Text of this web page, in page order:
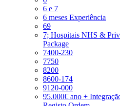
6 e 7
6 meses Experiência
69
7; Hospitais NHS &
Package
7400-230
7750
8200
8600-174
9120-000
95.000€ ano +